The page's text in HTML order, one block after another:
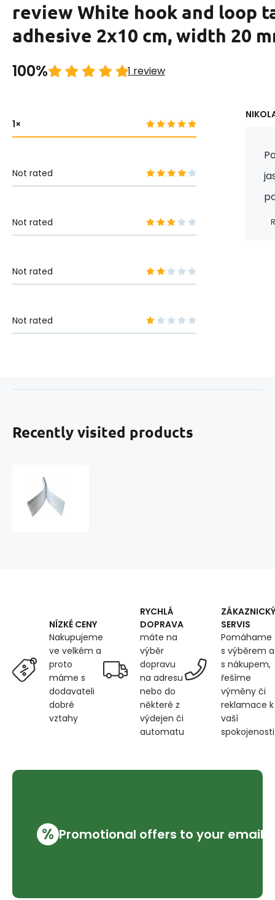
review White hook and loop
adhesive 2x10 cm, width 20
100% 1 review
1
Not rated
Not rated
Not rated
Not rated
Recently visited products
mm
NÍZKÉ CENY
Nakupujeme
ve velkém a
proto
máme s
dodavateli
dobré
vztahy
RYCHLÁ
DOPRAVA
máte na
výběr
dopravu
na adresu
nebo do
některé z
výdejen či
automatu
ZÁKAZNICKÝ
SERVIS
Pomáhame
s výběrem a
s nákupem,
řešíme
výměny či
reklamace k
vaší
spokojenosti
% Promotional offers to your email